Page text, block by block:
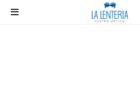
